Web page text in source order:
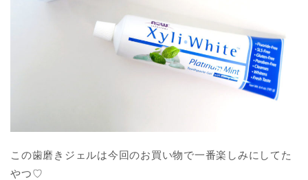
この歯磨きジェルは今回のお買い物で一番楽しみにしてた
やつ♡